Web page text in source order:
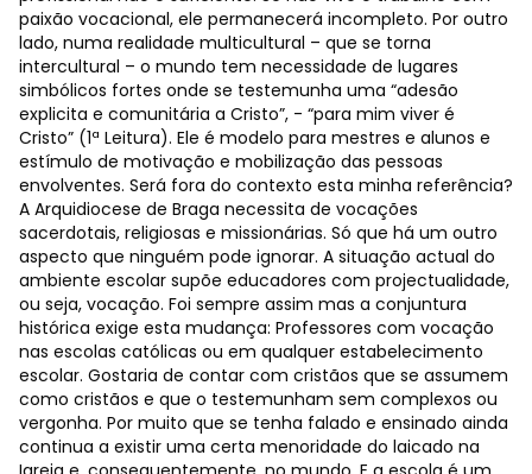
paixão vocacional, ele permanecerá incompleto. Por outro
lado, numa realidade multicultural – que se torna
intercultural – o mundo tem necessidade de lugares
simbólicos fortes onde se testemunha uma “adesão
explicita e comunitária a Cristo”, - “para mim viver é
Cristo” (1ª Leitura). Ele é modelo para mestres e alunos e
estímulo de motivação e mobilização das pessoas
envolventes. Será fora do contexto esta minha referência?
A Arquidiocese de Braga necessita de vocações
sacerdotais, religiosas e missionárias. Só que há um outro
aspecto que ninguém pode ignorar. A situação actual do
ambiente escolar supõe educadores com projectualidade,
ou seja, vocação. Foi sempre assim mas a conjuntura
histórica exige esta mudança: Professores com vocação
nas escolas católicas ou em qualquer estabelecimento
escolar. Gostaria de contar com cristãos que se assumem
como cristãos e que o testemunham sem complexos ou
vergonha. Por muito que se tenha falado e ensinado ainda
continua a existir uma certa menoridade do laicado na